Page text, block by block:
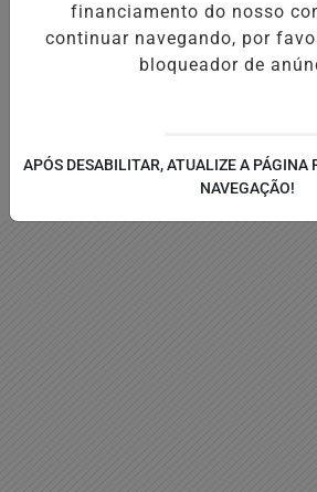
financiamento do nosso
continuar navegando, por
bloqueador de
APÓS DESABILITAR, ATUALIZE A PÁGINA
NAVEGAÇÃO!